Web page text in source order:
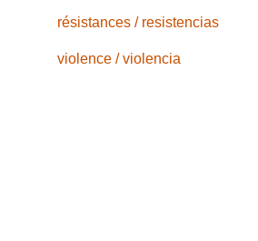
résistances / resistencias
violence / violencia